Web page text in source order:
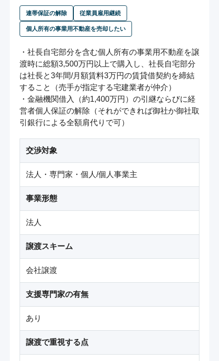
連帯保証の解除 従業員雇用継続
個人所有の事業用不動産を売却したい
・社⾧自宅部分を含む個人所有の事業用不動産を譲
渡時に総額3,500万円以上で購入し、社⾧自宅部分
は社⾧と3年間/月額賃料3万円の賃貸借契約を締結
すること（売手が指定する宅建業者が仲介）
・金融機関借入（約1,400万円）の引継ならびに経
営者個人保証の解除（それができれば御社か御社取
交渉対象
法人・専門家・個人/個人事業主
事業形態
法人
譲渡スキーム
会社譲渡
支援専門家の有無
あり
譲渡で重視する点